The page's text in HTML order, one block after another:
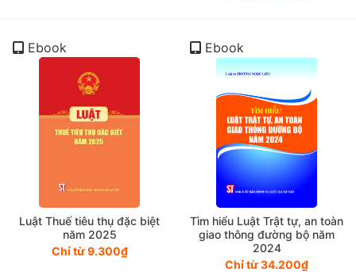
Ebook
Luật Thuế tiêu thụ đặc biệt
năm 2025
Chỉ từ 9.300₫
Ebook
Tìm hiểu Luật Trật tự, an toàn
giao thông đường bộ năm
2024
Chỉ từ 34.200₫